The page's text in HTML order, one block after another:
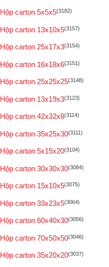
Hộp carton 5x5x5(3182)
Hộp carton 13x10x5(3157)
Hộp carton 25x17x3(3154)
Hộp carton 16x18x6(3151)
Hộp carton 25x25x25(3148)
Hộp carton 13x19x3(3123)
Hộp carton 42x32x8(3114)
Hộp carton 35x25x30(3111)
Hộp carton 5x15x20(3104)
Hộp carton 30x30x30(3084)
Hộp carton 15x10x5(3075)
Hộp carton 33x23x5(3064)
Hộp carton 60x40x30(3056)
Hộp carton 70x50x50(3046)
Hộp carton 35x20x20(3037)